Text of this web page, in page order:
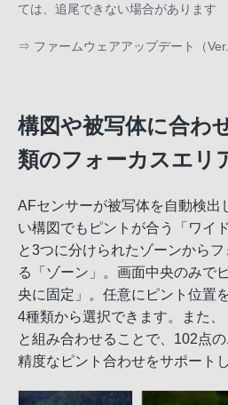
ては、追尾できない場合があります
⇒ ファームウェアアップデート（
構図や被写体に合わ
類のフォーカスエリ
AFセンサーが被写体を自動検出
い構図でもピントが合う「ワイ
と3つに分けられたゾーンから
る「ゾーン」。画面中央のみで
央に固定」。任意にピント位置
4種類から選択できます。また、
と組み合わせることで、102点
精度なピント合わせをサポートし